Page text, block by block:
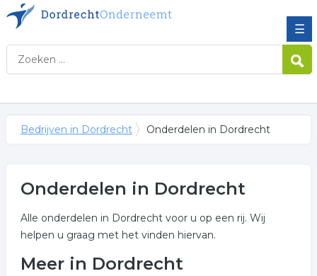
☰
Bedrijven in Dordrecht Onderdelen in Dordrecht
Onderdelen in Dordrecht
Alle onderdelen in Dordrecht voor u op een rij. Wij
helpen u graag met het vinden hiervan.
Meer in Dordrecht